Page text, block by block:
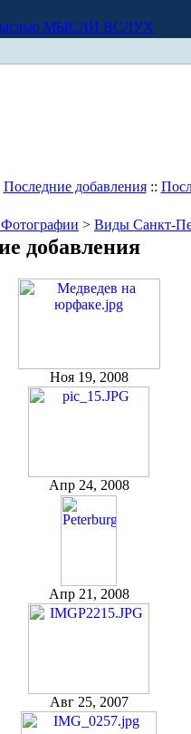
МЫСЛИ ВСЛУХ
Последние добавления::
> Виды Санкт-
добавления
Ноя 19, 2008
Апр 24, 2008
Апр 21, 2008
Авг 25, 2007